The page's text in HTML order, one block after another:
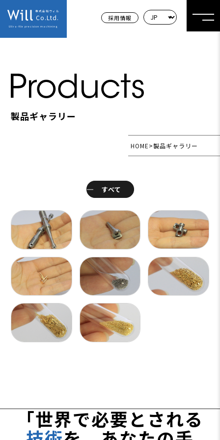
株式会社ウィル
Co.Ltd.
Ultra-file precision machining
採用情報
製品ギャラリー
HOME>製品ギャラリー
すべて
「世界で必要とされる